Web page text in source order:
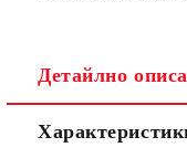
Детайлно